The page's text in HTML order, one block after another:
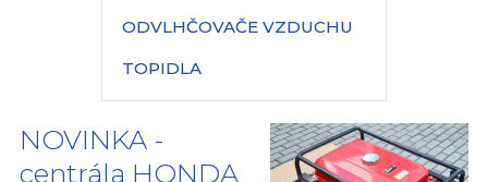
ODVLHČOVAČE VZDUCHU
TOPIDLA
NOVINKA -
centrála HONDA